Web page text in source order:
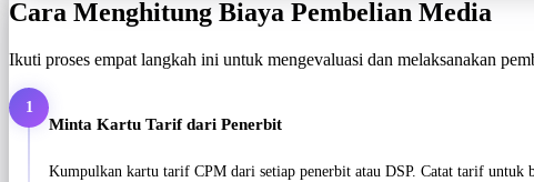
Cara Menghitung Biaya Pembelian Media
Ikuti proses empat langkah ini untuk mengevaluasi dan melaksanakan
1
Minta Kartu Tarif dari Penerbit
Kumpulkan kartu tarif CPM dari setiap penerbit atau DSP. Catat tarif untuk